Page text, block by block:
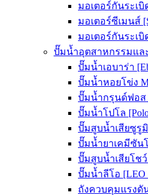
มอเตอร์กันระเบิ
มอเตอร์ซีเมนส์
มอเตอร์กันระเบิ
ปั๊มน้ำอุตสาหกรรมและ
ปั๊มน้ำเอบาร่า
ปั๊มน้ำหอยโข่ง
ปั๊มน้ำกรุนด์ฟอส
ปั๊มน้ำโปโล [Polo
ปั๊มสูบน้ำเสียซูรูมิ
ปั๊มน้ำยาเคมีซันโ
ปั๊มสูบน้ำเสียโชว์
ปั๊มน้ำลีโอ [LEO
ถังควบคุมแรงดัน